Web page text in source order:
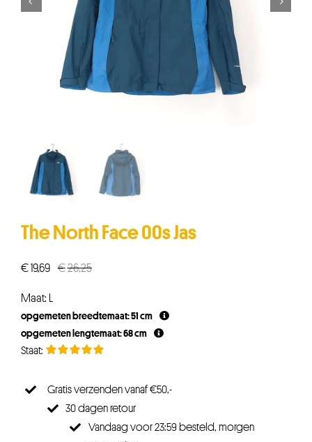
The North Face 00s Jas
€26,25Oorspronkelijke
€26,25.
€19,69
Huidige
€19,69.
Maat: L
opgemeten breedtemaat: 51 cm
opgemeten lengtemaat: 68 cm
Gratis verzenden vanaf €50,-
30 dagen retour
Vandaag voor 23:59 besteld, morgen